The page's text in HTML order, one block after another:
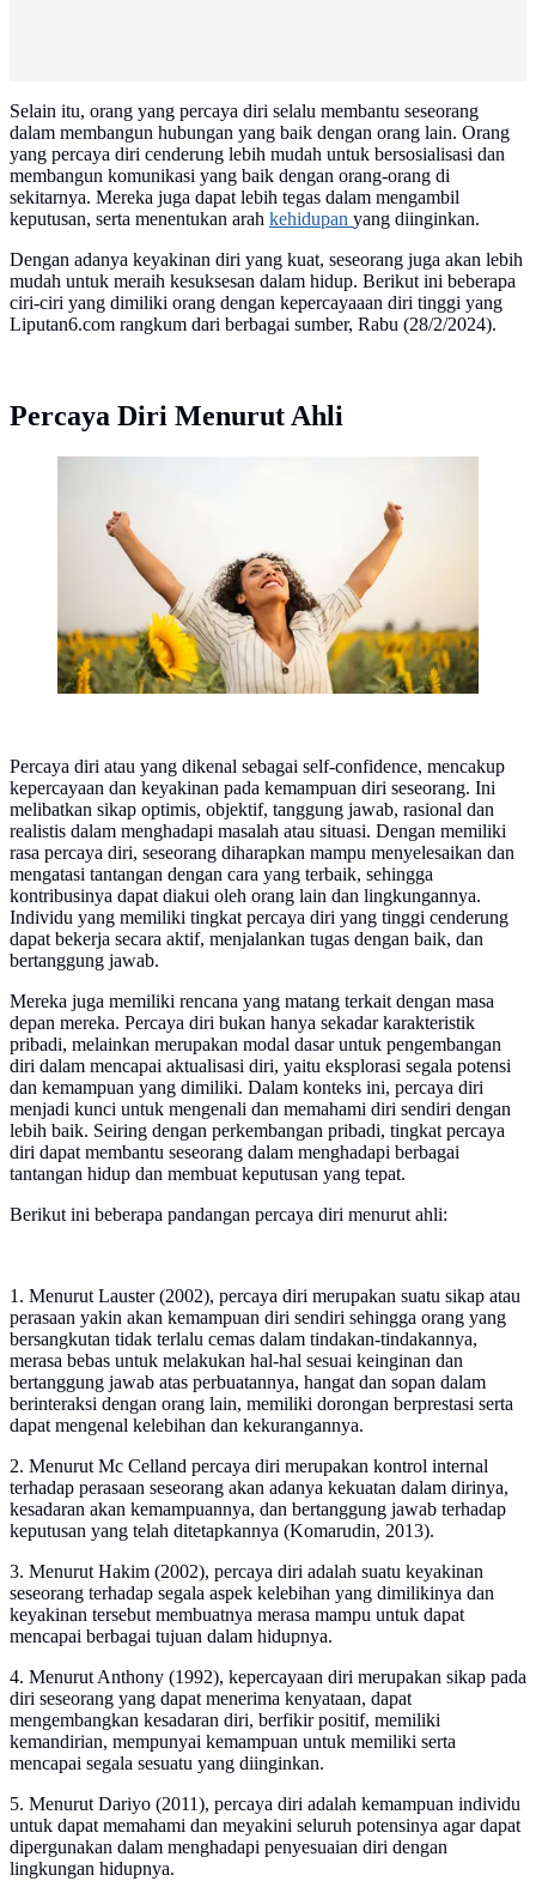
Selain itu, orang yang percaya diri selalu membantu seseorang
dalam membangun hubungan yang baik dengan orang lain. Orang
yang percaya diri cenderung lebih mudah untuk bersosialisasi dan
membangun komunikasi yang baik dengan orang-orang di
sekitarnya. Mereka juga dapat lebih tegas dalam mengambil
keputusan, serta menentukan arah kehidupan yang diinginkan.
Dengan adanya keyakinan diri yang kuat, seseorang juga akan lebih
mudah untuk meraih kesuksesan dalam hidup. Berikut ini beberapa
ciri-ciri yang dimiliki orang dengan kepercayaaan diri tinggi yang
Liputan6.com rangkum dari berbagai sumber, Rabu (28/2/2024).
Percaya Diri Menurut Ahli
Percaya diri atau yang dikenal sebagai self-confidence, mencakup
kepercayaan dan keyakinan pada kemampuan diri seseorang. Ini
melibatkan sikap optimis, objektif, tanggung jawab, rasional dan
realistis dalam menghadapi masalah atau situasi. Dengan memiliki
rasa percaya diri, seseorang diharapkan mampu menyelesaikan dan
mengatasi tantangan dengan cara yang terbaik, sehingga
kontribusinya dapat diakui oleh orang lain dan lingkungannya.
Individu yang memiliki tingkat percaya diri yang tinggi cenderung
dapat bekerja secara aktif, menjalankan tugas dengan baik, dan
bertanggung jawab.
Mereka juga memiliki rencana yang matang terkait dengan masa
depan mereka. Percaya diri bukan hanya sekadar karakteristik
pribadi, melainkan merupakan modal dasar untuk pengembangan
diri dalam mencapai aktualisasi diri, yaitu eksplorasi segala potensi
dan kemampuan yang dimiliki. Dalam konteks ini, percaya diri
menjadi kunci untuk mengenali dan memahami diri sendiri dengan
lebih baik. Seiring dengan perkembangan pribadi, tingkat percaya
diri dapat membantu seseorang dalam menghadapi berbagai
tantangan hidup dan membuat keputusan yang tepat.
Berikut ini beberapa pandangan percaya diri menurut ahli:
1. Menurut Lauster (2002), percaya diri merupakan suatu sikap atau
perasaan yakin akan kemampuan diri sendiri sehingga orang yang
bersangkutan tidak terlalu cemas dalam tindakan-tindakannya,
merasa bebas untuk melakukan hal-hal sesuai keinginan dan
bertanggung jawab atas perbuatannya, hangat dan sopan dalam
berinteraksi dengan orang lain, memiliki dorongan berprestasi serta
dapat mengenal kelebihan dan kekurangannya.
2. Menurut Mc Celland percaya diri merupakan kontrol internal
terhadap perasaan seseorang akan adanya kekuatan dalam dirinya,
kesadaran akan kemampuannya, dan bertanggung jawab terhadap
keputusan yang telah ditetapkannya (Komarudin, 2013).
3. Menurut Hakim (2002), percaya diri adalah suatu keyakinan
seseorang terhadap segala aspek kelebihan yang dimilikinya dan
keyakinan tersebut membuatnya merasa mampu untuk dapat
mencapai berbagai tujuan dalam hidupnya.
4. Menurut Anthony (1992), kepercayaan diri merupakan sikap pada
diri seseorang yang dapat menerima kenyataan, dapat
mengembangkan kesadaran diri, berfikir positif, memiliki
kemandirian, mempunyai kemampuan untuk memiliki serta
mencapai segala sesuatu yang diinginkan.
5. Menurut Dariyo (2011), percaya diri adalah kemampuan individu
untuk dapat memahami dan meyakini seluruh potensinya agar dapat
dipergunakan dalam menghadapi penyesuaian diri dengan
lingkungan hidupnya.